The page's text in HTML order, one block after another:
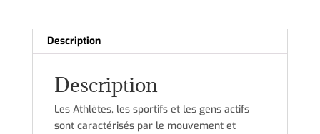
Description
Description
Les Athlètes, les sportifs et les gens actifs
sont caractérisés par le mouvement et